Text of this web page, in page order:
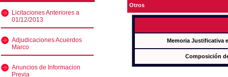
Licitaciones Anteriores a
01/12/2013
Adjudicaciones Acuerdos
Marco
Anuncios de Informacion
Previa
Otros
Memoria Justificativa
Composición